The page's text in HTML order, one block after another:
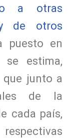
a otras
de otros
puesto en
se estima,
que junto a
de la
cada país,